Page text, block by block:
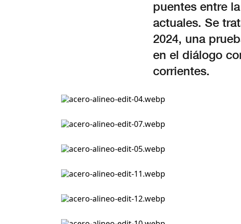
puentes entre
actuales. Se
2024, una
en el diálogo
corrientes.